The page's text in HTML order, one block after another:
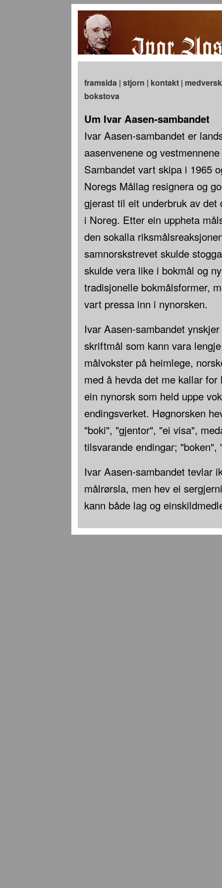
framsida| stjorn | kontakt|
bokstova
Um Ivar Aasen-sambandet
Ivar Aasen-sambandet er
aasenvenene og
Sambandet vart skipa i 1965
Noregs Mållag resignera og
gjerast til eit underbruk av
i Noreg. Etter ein uppheta
den sokalla
samnorskstrevet skulde
skulde vera like i bokmål og
tradisjonelle bokmålsformer,
vart pressa inn i nynorsken.
Ivar Aasen-sambandet
skriftmål som kann vara
målvokster på heimlege,
med å hevda det me kallar
ein nynorsk som held uppe
endingsverket. Høgnorsken
"boki", "gjentor", "ei visa",
tilsvarande endingar; "boken",
Ivar Aasen-sambandet tevlar
målrørsla, men hev ei
kann både lag og